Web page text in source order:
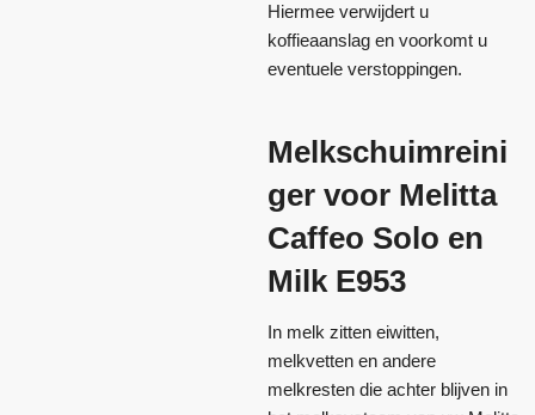
Hiermee verwijdert u
koffieaanslag en voorkomt u
eventuele verstoppingen.
Melkschuimreini
ger voor Melitta
Caffeo Solo en
Milk E953
In melk zitten eiwitten,
melkvetten en andere
melkresten die achter blijven in